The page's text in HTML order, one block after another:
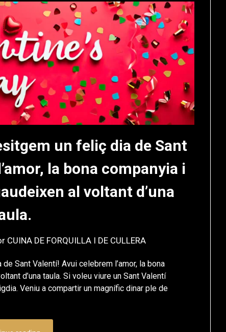
un feliç dia de Sant
la bona companyia i
al voltant d’una
CUINA DE FORQUILLA I DE CULLERA
Sant Valentí! Avui celebrem l’amor, la bona
d’una taula. Si voleu viure un Sant Valentí
Veniu a compartir un magnífic dinar ple de